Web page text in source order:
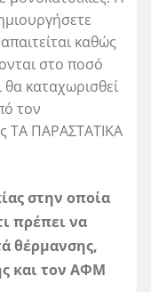
καθώς
στο ποσό
θα καταχωρισθεί
τον
ΤΑ ΠΑΡΑΣΤΑΤΙΚΑ
στην οποία
πρέπει να
θέρμανσης,
και τον ΑΦΜ